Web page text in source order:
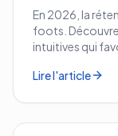
En 2026, la
foots.
intuitives qui
Lire l'article